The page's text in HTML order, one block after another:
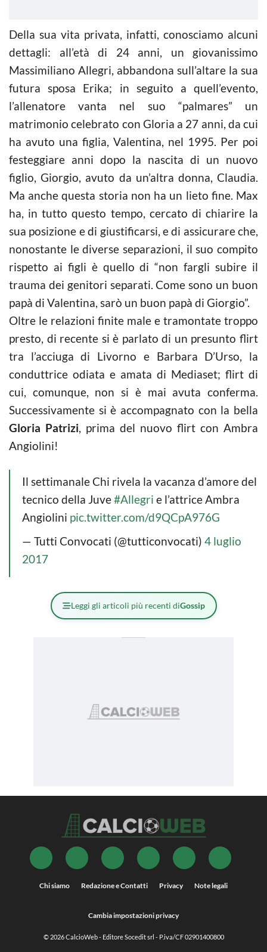
Della sua vita privata, infatti, conosciamo alcuni
dettagli: all’età di 24 anni, un giovanissimo
Massimiliano Allegri, abbandona sull’altare la sua
futura sposa Erika; in seguito a quell’evento,
l’allenatore vanta nel suo “palmares” un
matrimonio celebrato con Gloria a 27 anni, da cui
ha avuto una figlia, Valentina, nel 1995. Per poi
festeggiare anni dopo la nascita di un nuovo
figlio, Giorgio, avuto da un’altra donna, Claudia.
Ma anche questa storia non ha un lieto fine. Max
ha, in tutto questo tempo, cercato di chiarire la
sua posizione e di giustificarsi, e di assicurare che,
nonostante le diverse separazioni, il suo compito
rispetto ai figli è quello di “non fargli subire il
trauma dei genitori separati. Come sono un buon
papà di Valentina, sarò un buon papà di Giorgio”.
Oltre le relazioni finite male e tramontate troppo
presto, di recente si è parlato di un presunto flirt
tra l’acciuga di Livorno e Barbara D’Urso, la
conduttrice odiata e amata di Mediaset; flirt di
cui, comunque, non si è mai avuta conferma.
Successivamente si è accompagnato con la bella
Gloria Patrizi, prima del nuovo flirt con Ambra
Angiolini!
Il settimanale Chi rivela la vacanza d’amore del
tecnico della Juve#Allegri e l’attrice Ambra
Angiolini pic.twitter.com/d9QCpA976G
— Tutti Convocati (@tutticonvocati) 4 luglio
2017
Leggi gli articoli più recenti diGossip
Chi siamo Redazione e Contatti Privacy Note legali
Cambia impostazioni privacy
© 2026CalcioWeb- Editore Socedit srl - P.iva/CF 02901400800